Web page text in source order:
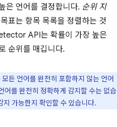
은 언어를 결정합니다. 순위 지
표는 항목 목록을 정렬하는 것
API는 확률이 가장 높은
순위를 매깁니다.
든 언어를 완전히 포함하지 않는 언어
어를 완전히 정확하게 감지할 수는 없습
가능한지 확인할 수 있습니다.